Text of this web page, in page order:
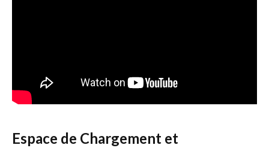
Espace de Chargement et